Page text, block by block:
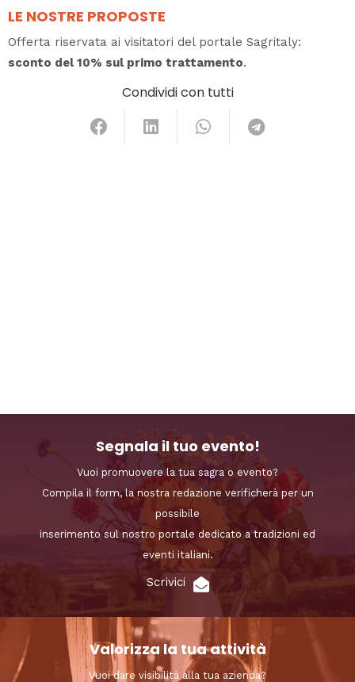
LE NOSTRE PROPOSTE
Offerta riservata ai visitatori del portale Sagritaly:
sconto del 10% sul primo trattamento.
Condividi con tutti
Segnala il tuo evento!
Vuoi promuovere la tua sagra o evento?
Compila il form, la nostra redazione verificherà per un
possibile
inserimento sul nostro portale dedicato a tradizioni ed
eventi italiani.
Scrivici
Valorizza la tua attività
Vuoi dare visibilità alla tua azienda?